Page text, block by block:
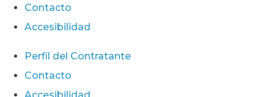
Contacto
Accesibilidad
Perfil del Contratante
Contacto
Accesibilidad